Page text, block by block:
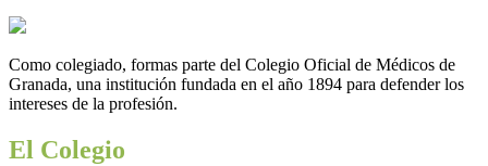
Como colegiado, formas parte del Colegio Oficial de Médicos de
Granada, una institución fundada en el año 1894 para defender los
intereses de la profesión.
El Colegio